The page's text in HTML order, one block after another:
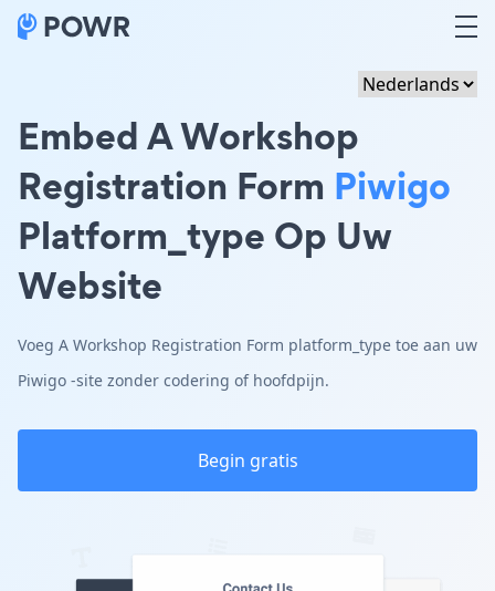
Embed A Workshop
Registration Form Piwigo
Platform_type Op Uw
Website
Voeg A Workshop Registration Form platform_type toe aan uw
Piwigo -site zonder codering of hoofdpijn.
Begin gratis